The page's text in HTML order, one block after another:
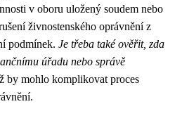
v oboru uložený soudem nebo
živnostenského oprávnění z
podmínek. Je třeba také ověřit, zda
úřadu nebo správě
by mohlo komplikovat proces